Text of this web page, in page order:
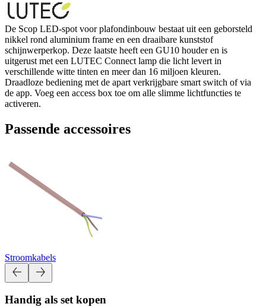
De Scop LED-spot voor plafondinbouw bestaat uit een geborsteld
nikkel rond aluminium frame en een draaibare kunststof
schijnwerperkop. Deze laatste heeft een GU10 houder en is
uitgerust met een LUTEC Connect lamp die licht levert in
verschillende witte tinten en meer dan 16 miljoen kleuren.
Draadloze bediening met de apart verkrijgbare smart switch of via
de app. Voeg een access box toe om alle slimme lichtfuncties te
activeren.
Passende accessoires
Stroomkabels
Handig als set kopen